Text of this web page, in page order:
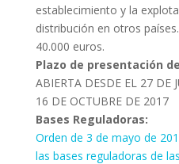
establecimiento y la
distribución en otros
40.000 euros.
Plazo de presentación
ABIERTA DESDE EL 27 DE
16 DE OCTUBRE DE 2017
Bases Reguladoras:
Orden de 3 de mayo de
las bases reguladoras de